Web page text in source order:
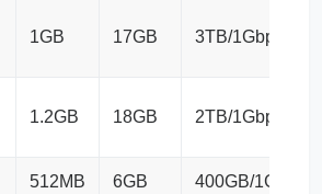
1GB 17GB 3TB/1Gbps
1.2GB 18GB 2TB/1Gbps
512MB 6GB 400GB/1Gbps